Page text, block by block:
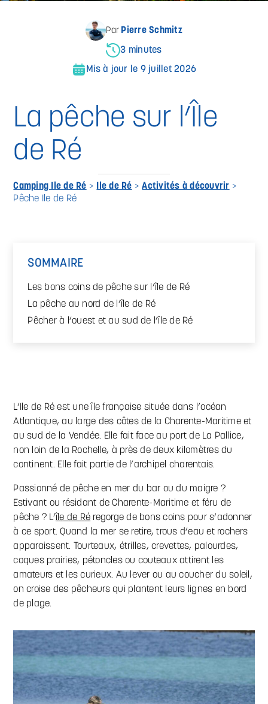
Par Pierre Schmitz
3 minutes
Mis à jour le 9 juillet 2026
La pêche sur l’Île
de Ré
Camping Ile de Ré > Ile de Ré >Activités à découvrir >
Pêche Ile de Ré
SOMMAIRE
Les bons coins de pêche sur l’île de Ré
La pêche au nord de l’île de Ré
Pêcher à l’ouest et au sud de l’île de Ré
L’Ile de Ré est une île française située dans l’océan
Atlantique, au large des côtes de la Charente-Maritime et
au sud de la Vendée. Elle fait face au port de La Pallice,
non loin de la Rochelle, à près de deux kilomètres du
continent. Elle fait partie de l’archipel charentais.
Passionné de pêche en mer du bar ou du maigre ?
Estivant ou résidant de Charente-Maritime et féru de
pêche ? L’île de Ré regorge de bons coins pour s’adonner
à ce sport. Quand la mer se retire, trous d’eau et rochers
apparaissent. Tourteaux, étrilles, crevettes, palourdes,
coques prairies, pétoncles ou couteaux attirent les
amateurs et les curieux. Au lever ou au coucher du soleil,
on croise des pêcheurs qui plantent leurs lignes en bord
de plage.